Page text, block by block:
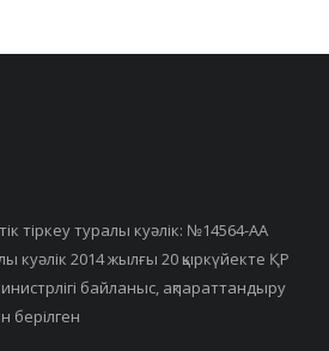
тіркеу туралы куәлік: №14564-АА
куәлік 2014 жылғы 20 қыркүйекте ҚР
байланыс, ақпараттандыру
берілген